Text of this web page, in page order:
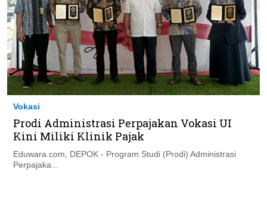
Vokasi
Prodi Administrasi Perpajakan Vokasi UI
Kini Miliki Klinik Pajak
Eduwara.com, DEPOK - Program Studi (Prodi) Administrasi
Perpajaka...